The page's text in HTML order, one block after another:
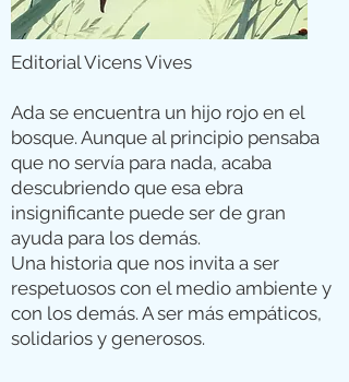
Editorial Vicens Vives
Ada se encuentra un hijo rojo en el
bosque. Aunque al principio pensaba
que no servía para nada, acaba
descubriendo que esa ebra
insignificante puede ser de gran
ayuda para los demás.
Una historia que nos invita a ser
respetuosos con el medio ambiente y
con los demás. A ser más empáticos,
solidarios y generosos.